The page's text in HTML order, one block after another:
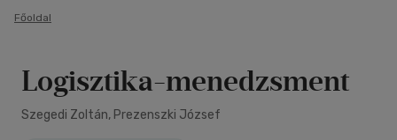
Főoldal
Logisztika-menedzsment
Szegedi Zoltán, Prezenszki József